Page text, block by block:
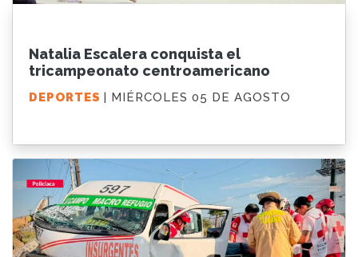
Natalia Escalera conquista el
tricampeonato centroamericano
DEPORTES | MIÉRCOLES 05 DE AGOSTO